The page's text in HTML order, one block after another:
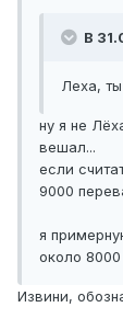
В
Леха,
ну я не
вешал...
если
9000
я
около
Извини,